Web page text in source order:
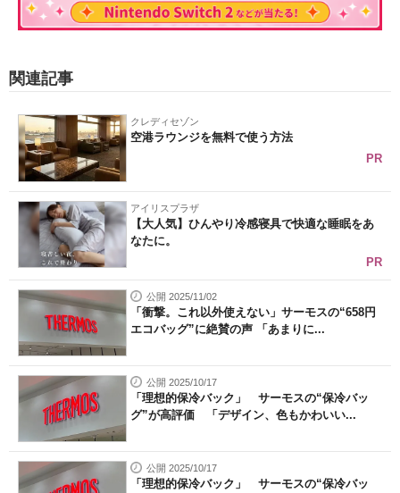
関連記事
クレディセゾン
空港ラウンジを無料で使う方法
PR
アイリスプラザ
【大人気】ひんやり冷感寝具で快適な睡眠をあ
なたに。
PR
公開 2025/11/02
「衝撃。これ以外使えない」サーモスの“658円
エコバッグ”に絶賛の声 「あまりに...
公開 2025/10/17
「理想的保冷バック」 サーモスの“保冷バッ
グ”が高評価 「デザイン、色もかわいい...
公開 2025/10/17
「理想的保冷バック」 サーモスの“保冷バッ